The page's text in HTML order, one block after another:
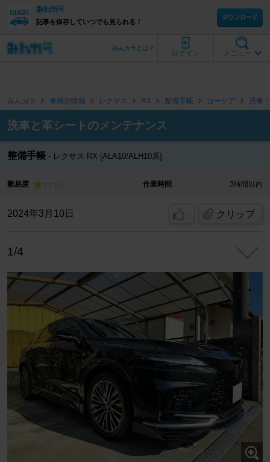
記事を保存していつでも見られる！
ダウンロード
メニュー
ログイン
みんカラとは？
みんカラ 車種別情報 レクサス RX 整備手帳 カーケア 洗車
洗車と革シートのメンテナンス
整備手帳 レクサス RX [ALA10/ALH10系]
難易度 作業時間 3時間以内
2024年3月10日 クリップ
1/4